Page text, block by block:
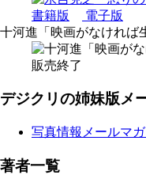
書籍版
電子版
十河進「映画がなければ
販売終了
デジクリの姉妹版メ
写真情報メールマ
著者一覧